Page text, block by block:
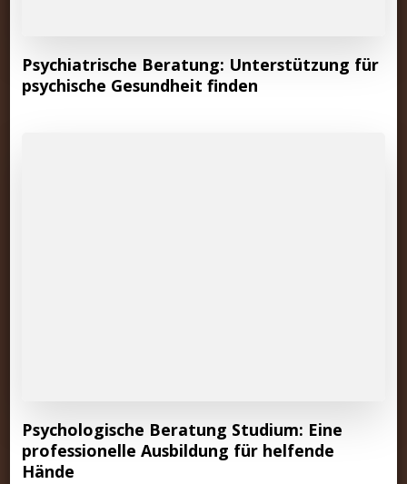
Psychiatrische Beratung: Unterstützung für
psychische Gesundheit finden
Psychologische Beratung Studium: Eine
professionelle Ausbildung für helfende
Hände